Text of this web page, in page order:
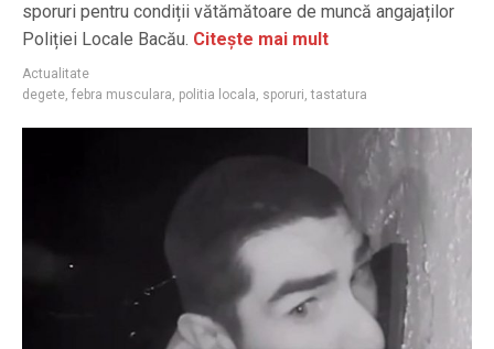
sporuri pentru condiții vătămătoare de muncă angajaților
Poliției Locale Bacău. Citește mai mult
Actualitate
degete, febra musculara, politia locala, sporuri,tastatura